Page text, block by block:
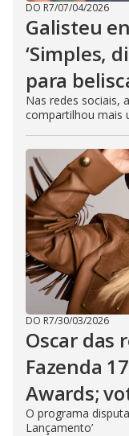
DO R7/07/04/2026
Galisteu
‘Simples,
para
Nas redes sociais,
compartilhou mais
DO R7/30/03/2026
Oscar das
Fazenda
Awards;
O programa
Lançamento’